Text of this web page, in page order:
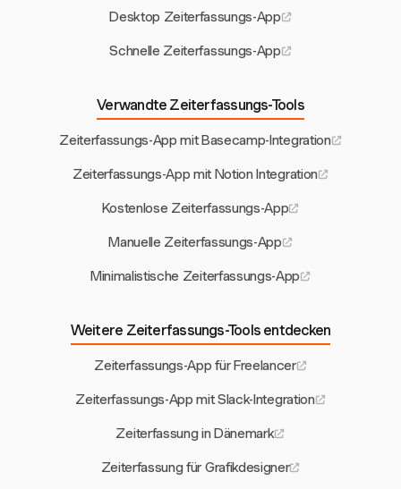
Desktop Zeiterfassungs-App
Schnelle Zeiterfassungs-App
Verwandte Zeiterfassungs-Tools
Zeiterfassungs-App mit Basecamp-Integration
Zeiterfassungs-App mit Notion Integration
Kostenlose Zeiterfassungs-App
Manuelle Zeiterfassungs-App
Minimalistische Zeiterfassungs-App
Weitere Zeiterfassungs-Tools entdecken
Zeiterfassungs-App für Freelancer
Zeiterfassungs-App mit Slack-Integration
Zeiterfassung in Dänemark
Zeiterfassung für Grafikdesigner